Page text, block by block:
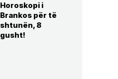
Horoskopi i
Brankos për të
shtunën, 8
gusht!